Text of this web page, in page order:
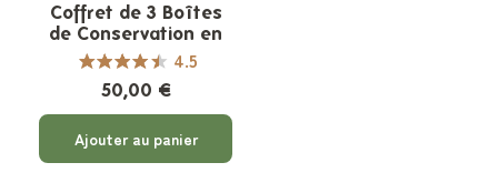
Coffret de 3 Boîtes
de Conservation en
Verre Rectangulaires
4.5
50,00 €
Ajouter au panier